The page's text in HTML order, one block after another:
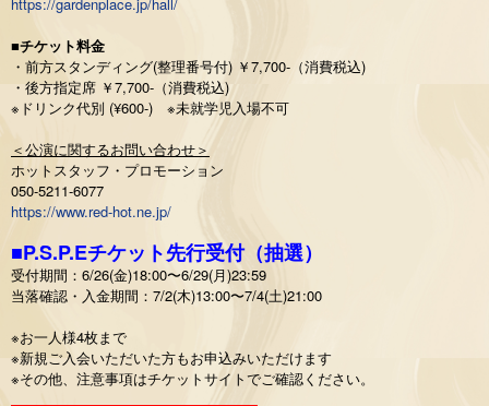
https://gardenplace.jp/hall/
■チケット料金
・前方スタンディング(整理番号付) ￥7,700-（消費税込)
・後方指定席 ￥7,700-（消費税込)
※ドリンク代別 (¥600-) ※未就学児入場不可
＜公演に関するお問い合わせ＞
ホットスタッフ・プロモーション
050-5211-6077
https://www.red-hot.ne.jp/
■P.S.P.Eチケット先行受付（抽選）
受付期間：6/26(金)18:00〜6/29(月)23:59
当落確認・入金期間：7/2(木)13:00〜7/4(土)21:00
※お一人様4枚まで
※新規ご入会いただいた方もお申込みいただけます
※その他、注意事項はチケットサイトでご確認ください。